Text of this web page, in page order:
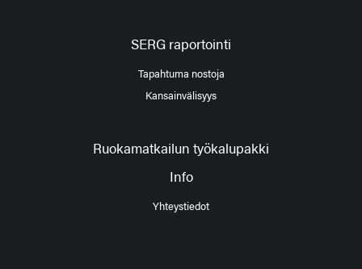
SERG raportointi
Tapahtuma nostoja
Kansainvälisyys
Ruokamatkailun työkalupakki
Info
Yhteystiedot